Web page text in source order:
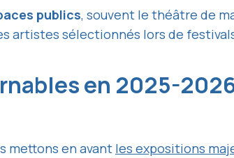
publics, souvent le théâtre de
artistes sélectionnés lors de
en 2025-
mettons en avant les expositions